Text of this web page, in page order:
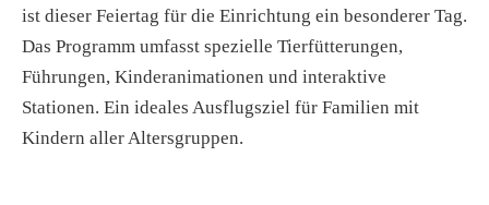
ist dieser Feiertag für die Einrichtung ein besonderer Tag.
Das Programm umfasst spezielle Tierfütterungen,
Führungen, Kinderanimationen und interaktive
Stationen. Ein ideales Ausflugsziel für Familien mit
Kindern aller Altersgruppen.